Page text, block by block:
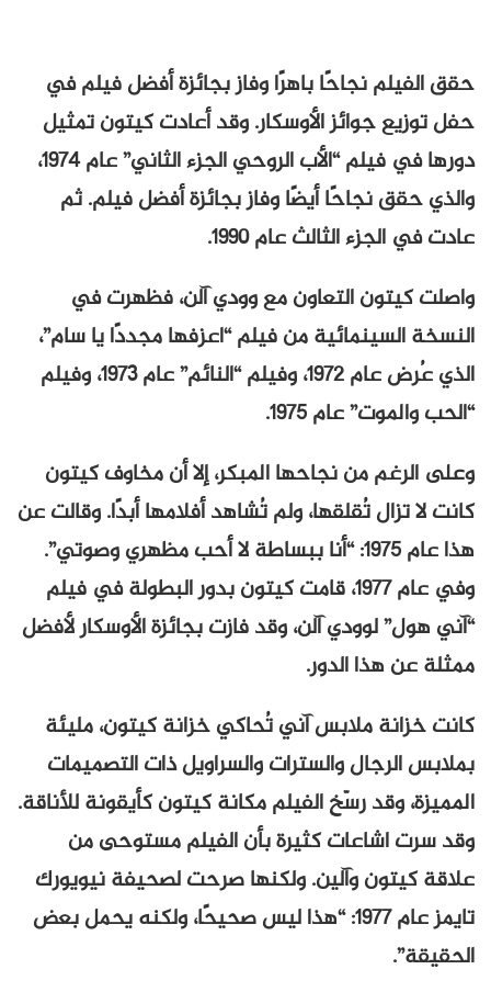
حقق الفيلم نجاحًا باهرًا وفاز بجائزة أفضل فيلم في
حفل توزيع جوائز الأوسكار. وقد أعادت كيتون تمثيل
دورها في فيلم “الأب الروحي الجزء الثاني” عام ١٩٧٤،
والذي حقق نجاحًا أيضًا وفاز بجائزة أفضل فيلم. ثم
عادت في الجزء الثالث عام ١٩٩٠.
واصلت كيتون التعاون مع وودي آلن، فظهرت في
النسخة السينمائية من فيلم “اعزفها مجددًا يا سام”،
الذي عُرض عام ١٩٧٢، وفيلم “النائم” عام ١٩٧٣، وفيلم
“الحب والموت” عام ١٩٧٥.
وعلى الرغم من نجاحها المبكر، إلا أن مخاوف كيتون
كانت لا تزال تُقلقها، ولم تُشاهد أفلامها أبدًا. وقالت عن
هذا عام ١٩٧٥: “أنا ببساطة لا أحب مظهري وصوتي”.
وفي عام ١٩٧٧، قامت كيتون بدور البطولة في فيلم
“آني هول” لوودي آلن، وقد فازت بجائزة الأوسكار لأفضل
ممثلة عن هذا الدور.
كانت خزانة ملابس آني تُحاكي خزانة كيتون، مليئة
بملابس الرجال والسترات والسراويل ذات التصميمات
المميزة، وقد رسّخ الفيلم مكانة كيتون كأيقونة للأناقة.
وقد سرت اشاعات كثيرة بأن الفيلم مستوحى من
علاقة كيتون وآلين. ولكنها صرحت لصحيفة نيويورك
تايمز عام ١٩٧٧: “هذا ليس صحيحًا، ولكنه يحمل بعض
الحقيقة”.